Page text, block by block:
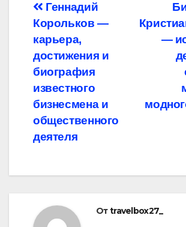
Навигация
по
записям
—
Геннадий
Корольков —
карьера,
достижения и
биография
известного
бизнесмена и
общественного
деятеля
Отtravelbox27_